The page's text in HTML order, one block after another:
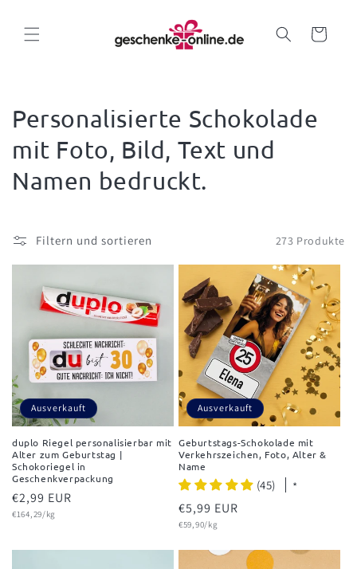
Inhalt
Warenkorb
Personalisierte Schokolade
mit Foto, Bild, Text und
Namen bedruckt.
Filtern und sortieren 273 Produkte
Ausverkauft
duplo Riegel personalisierbar mit
Alter zum Geburtstag |
Schokoriegel in
Geschenkverpackung
Normaler
Preis
€2,99 EUR
Grundpreis
€164,29/kg
Ausverkauft
Geburtstags-Schokolade mit
Verkehrszeichen, Foto, Alter &
Name
(45) *
Normaler
Preis
€5,99 EUR
Grundpreis
€59,90/kg